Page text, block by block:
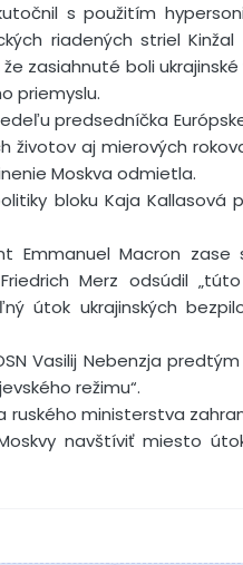
s použitím
riadených striel
zasiahnuté boli
priemyslu.
predsedníčka
životov aj mierových
Moskva odmietla.
bloku Kaja
Emmanuel Macron
Merz odsúdil
útok ukrajinských
Vasilij Nebenzja
režimu“.
ruského ministerstva
navštíviť miesto